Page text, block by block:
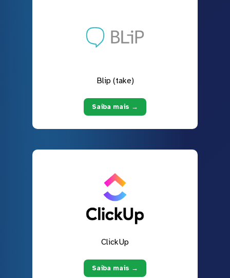
Blip (take)
Saiba mais →
ClickUp
Saiba mais →